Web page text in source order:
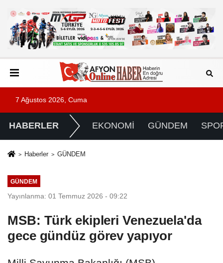
7 Ağustos 2026, Cuma
HABERLER EKONOMİ GÜNDEM
Haberler GÜNDEM
GÜNDEM
Yayınlanma: 01 Temmuz 2026 - 09:22
MSB: Türk ekipleri Venezuela'da
gece gündüz görev yapıyor